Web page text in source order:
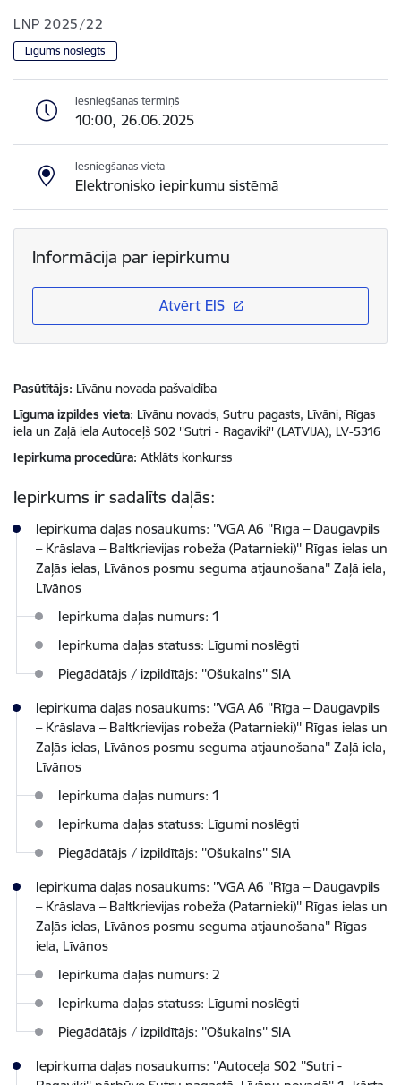
LNP 2025/22
Līgums noslēgts
Iesniegšanas termiņš
10:00, 26.06.2025
Iesniegšanas vieta
Elektronisko iepirkumu sistēmā
Informācija par iepirkumu
Atvērt EIS
Pasūtītājs Līvānu novada pašvaldība
Līguma izpildes vieta Līvānu novads, Sutru pagasts, Līvāni, Rīgas
iela un Zaļā iela Autoceļš S02 ''Sutri - Ragaviki'' (LATVIJA), LV-5316
Iepirkuma procedūra Atklāts konkurss
Iepirkums ir sadalīts daļās:
Iepirkuma daļas nosaukums: ''VGA A6 ''Rīga – Daugavpils
– Krāslava – Baltkrievijas robeža (Patarnieki)'' Rīgas ielas un
Zaļās ielas, Līvānos posmu seguma atjaunošana'' Zaļā iela,
Līvānos
Iepirkuma daļas numurs: 1
Iepirkuma daļas statuss: Līgumi noslēgti
Piegādātājs / izpildītājs: ''Ošukalns'' SIA
Iepirkuma daļas nosaukums: ''VGA A6 ''Rīga – Daugavpils
– Krāslava – Baltkrievijas robeža (Patarnieki)'' Rīgas ielas un
Zaļās ielas, Līvānos posmu seguma atjaunošana'' Zaļā iela,
Līvānos
Iepirkuma daļas numurs: 1
Iepirkuma daļas statuss: Līgumi noslēgti
Piegādātājs / izpildītājs: ''Ošukalns'' SIA
Iepirkuma daļas nosaukums: ''VGA A6 ''Rīga – Daugavpils
– Krāslava – Baltkrievijas robeža (Patarnieki)'' Rīgas ielas un
Zaļās ielas, Līvānos posmu seguma atjaunošana'' Rīgas
iela, Līvānos
Iepirkuma daļas numurs: 2
Iepirkuma daļas statuss: Līgumi noslēgti
Piegādātājs / izpildītājs: ''Ošukalns'' SIA
Iepirkuma daļas nosaukums: ''Autoceļa S02 ''Sutri -